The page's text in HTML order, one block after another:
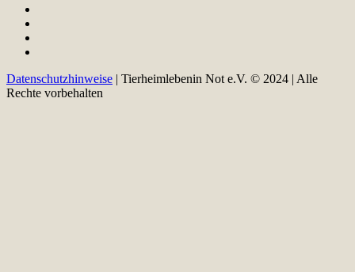
Datenschutzhinweise | Tierheimlebenin Not e.V. © 2024 | Alle
Rechte vorbehalten